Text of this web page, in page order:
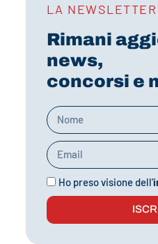
LA NEWSLETTER
Rimani
news,
concorsi e
Ho preso visione dell'